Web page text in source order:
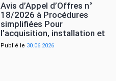
Avis d’Appel d’Offres n°
18/2026 à Procédures
simplifiées Pour
l’acquisition, installation et
mise…
Publié le 30.06.2026